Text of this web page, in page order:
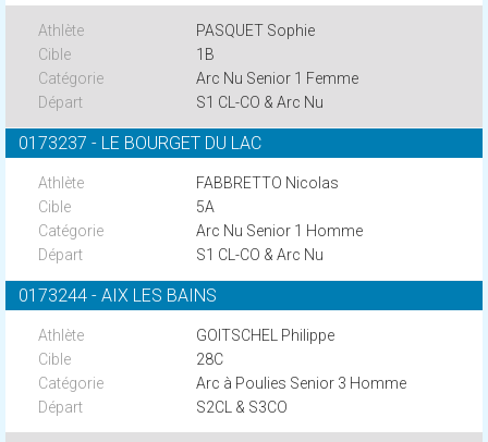
PASQUET Sophie
1B
Arc Nu Senior 1 Femme
S1 CL-CO & Arc Nu
0173237 - LE BOURGET DU LAC
FABBRETTO Nicolas
5A
Arc Nu Senior 1 Homme
S1 CL-CO & Arc Nu
0173244 - AIX LES BAINS
GOITSCHEL Philippe
28C
Arc à Poulies Senior 3 Homme
S2CL & S3CO